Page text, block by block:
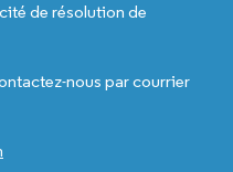
de résolution de
nous par courrier